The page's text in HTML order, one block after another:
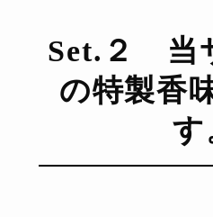
Set.２ 当
の特製香
す